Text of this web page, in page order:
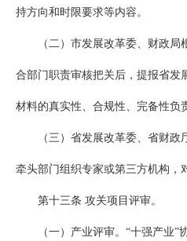
持方向和时限要求等内容。
（二）市发展改革委、财政
合部门职责审核把关后，提报省发
材料的真实性、合规性、完备性负
（三）省发展改革委、省财政
牵头部门组织专家或第三方机构，
第十三条 攻关项目评审。
（一）产业评审。“十强产业